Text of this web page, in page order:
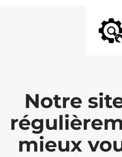
Notre
mieux